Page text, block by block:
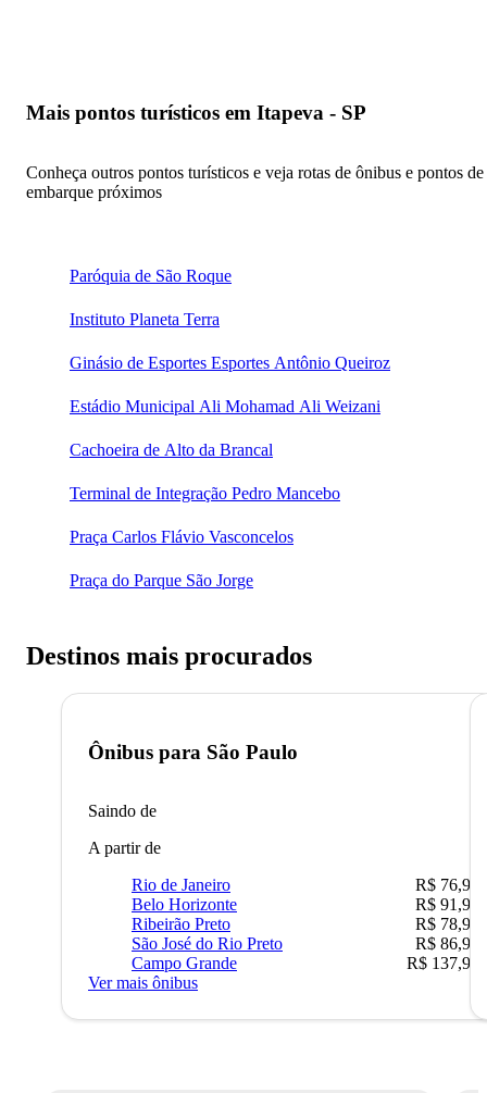
Mais pontos turísticos em Itapeva - SP
Conheça outros pontos turísticos e veja rotas de ônibus e pontos de
embarque próximos
Paróquia de São Roque
Instituto Planeta Terra
Ginásio de Esportes Esportes Antônio Queiroz
Estádio Municipal Ali Mohamad Ali Weizani
Cachoeira de Alto da Brancal
Terminal de Integração Pedro Mancebo
Praça Carlos Flávio Vasconcelos
Praça do Parque São Jorge
Destinos mais procurados
Ônibus para São Paulo
Saindo de
A partir de
Rio de Janeiro
R$ 76,90
Belo Horizonte
R$ 91,90
Ribeirão Preto
R$ 78,90
São José do Rio Preto
R$ 86,90
Campo Grande
R$ 137,90
Ver mais ônibus